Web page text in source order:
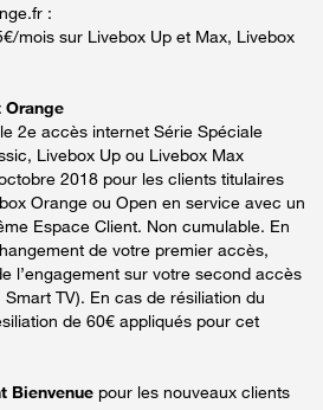
:
mois sur Livebox Up et Max, Livebox
Orange
2e accès internet Série Spéciale
Livebox Up ou Livebox Max
2018 pour les clients titulaires
Orange ou Open en service avec un
Espace Client. Non cumulable. En
de votre premier accès,
l’engagement sur votre second accès
TV). En cas de résiliation du
de 60€ appliqués pour cet
Bienvenue pour les nouveaux clients